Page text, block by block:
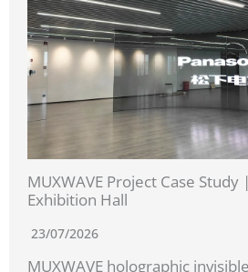
MUXWAVE Project Case Study
Exhibition Hall
23/07/2026
MUXWAVE holographic